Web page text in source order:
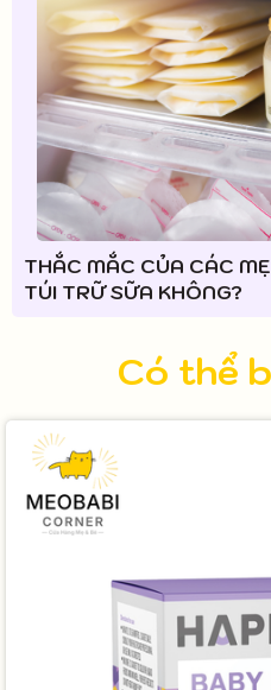
THẮC MẮC CỦA CÁC
TÚI TRỮ SỮA KHÔNG?
Có thể